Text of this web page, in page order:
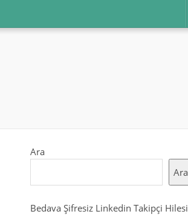
Ara
Ara
Bedava Şifresiz Linkedin Takipçi Hilesi